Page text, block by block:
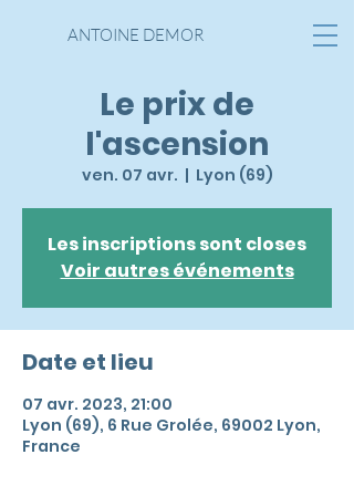
ANTOINE DEMOR
Le prix de
l'ascension
ven. 07 avr.
  |
Lyon (69)
Les inscriptions sont closes
Voir autres événements
Date et lieu
07 avr. 2023, 21:00
Lyon (69), 6 Rue Grolée, 69002 Lyon,
France